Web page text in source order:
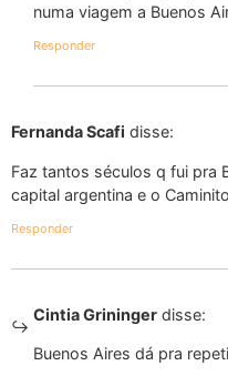
numa viagem a Buenos
Responder
Fernanda Scafi disse:
Faz tantos séculos q fui pra
capital argentina e o
Responder
Cintia Grininger disse:
Buenos Aires dá pra